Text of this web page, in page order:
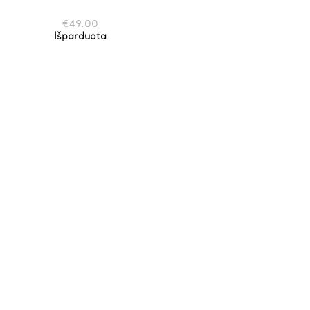
€49.00
Išparduota